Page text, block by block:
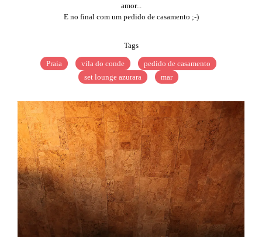
amor...
E no final com um pedido de casamento ;-)
Tags
Praia vila do conde
pedido de casamento
set lounge azurara
mar